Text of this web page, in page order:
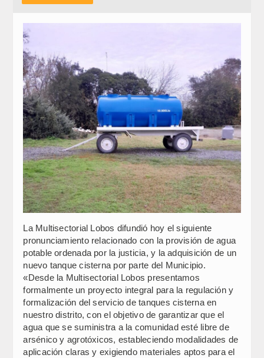
La Multisectorial Lobos difundió hoy el siguiente
pronunciamiento relacionado con la provisión de agua
potable ordenada por la justicia, y la adquisición de un
nuevo tanque cisterna por parte del Municipio.
«Desde la Multisectorial Lobos presentamos
formalmente un proyecto integral para la regulación y
formalización del servicio de tanques cisterna en
nuestro distrito, con el objetivo de garantizar que el
agua que se suministra a la comunidad esté libre de
arsénico y agrotóxicos, estableciendo modalidades de
aplicación claras y exigiendo materiales aptos para el